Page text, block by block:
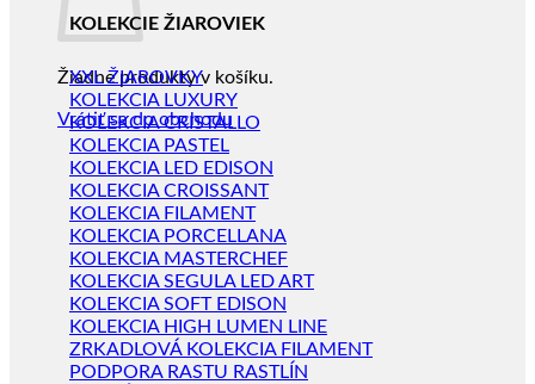
Žiadne produkty v košíku.
Vrátiť sa do obchodu
KOLEKCIE ŽIAROVIEK
XXL ŽIAROVKY
KOLEKCIA LUXURY
KOLEKCIA CRISTALLO
KOLEKCIA PASTEL
KOLEKCIA LED EDISON
KOLEKCIA CROISSANT
KOLEKCIA FILAMENT
KOLEKCIA PORCELLANA
KOLEKCIA MASTERCHEF
KOLEKCIA SEGULA LED ART
KOLEKCIA SOFT EDISON
KOLEKCIA HIGH LUMEN LINE
ZRKADLOVÁ KOLEKCIA FILAMENT
PODPORA RASTU RASTLÍN